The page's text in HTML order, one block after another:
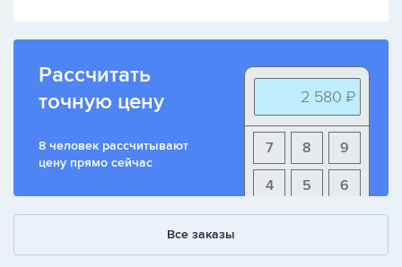
Рассчитать
точную цену
8 человек рассчитывают
цену прямо сейчас
2 580 ₽
9
8
7
6
5
4
+ - /
Все заказы